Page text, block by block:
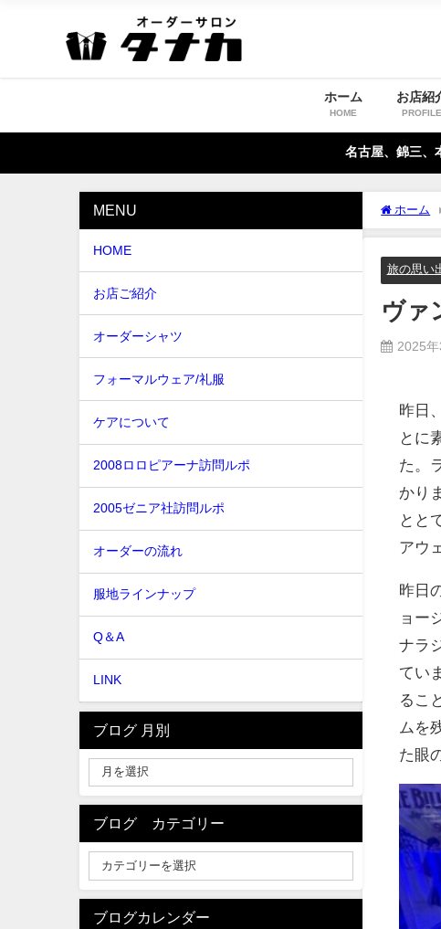
ホーム
HOME
お店紹
PROFILE
名古屋、錦三、
ホーム
旅の思い
ヴァ
2025年
昨日
とに
た。
かり
とと
アウ
昨日
ョー
ナラ
てい
るこ
ムを
た眼
MENU
HOME
お店ご紹介
オーダーシャツ
フォーマルウェア/礼服
ケアについて
2008ロロピアーナ訪問ルポ
2005ゼニア社訪問ルポ
オーダーの流れ
服地ラインナップ
Q＆A
LINK
ブログ 月別
ブログ カテゴリー
ブログカレンダー